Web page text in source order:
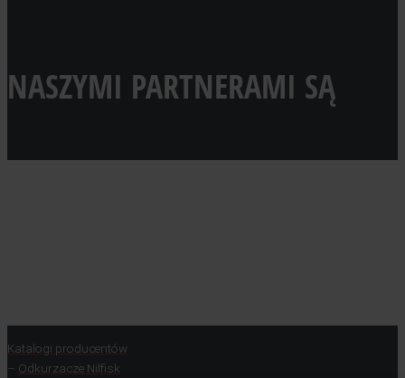
NASZYMI PARTNERAMI SĄ
Katalogi producentów
– Odkurzacze Nilfisk